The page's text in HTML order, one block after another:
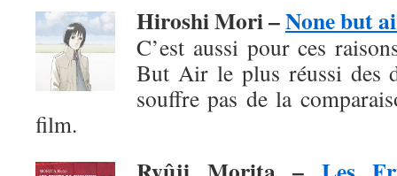
Hiroshi Mori –None but
C’est aussi pour ces
But Air le plus réussi des
souffre pas de la
film.